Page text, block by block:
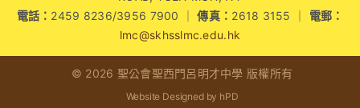
建
心
電話： 2459 8236/3956 7900 ｜傳真： 2618 3155 ｜ 電郵：
lmc@skhsslmc.edu.hk
© 2026 聖公會聖西門呂明才中學 版權所有
Website Designed by hPD